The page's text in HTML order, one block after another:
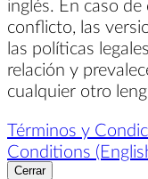
inglés. En caso
conflicto, las
las políticas
relación y
cualquier otro
Términos y
Conditions
Cerrar